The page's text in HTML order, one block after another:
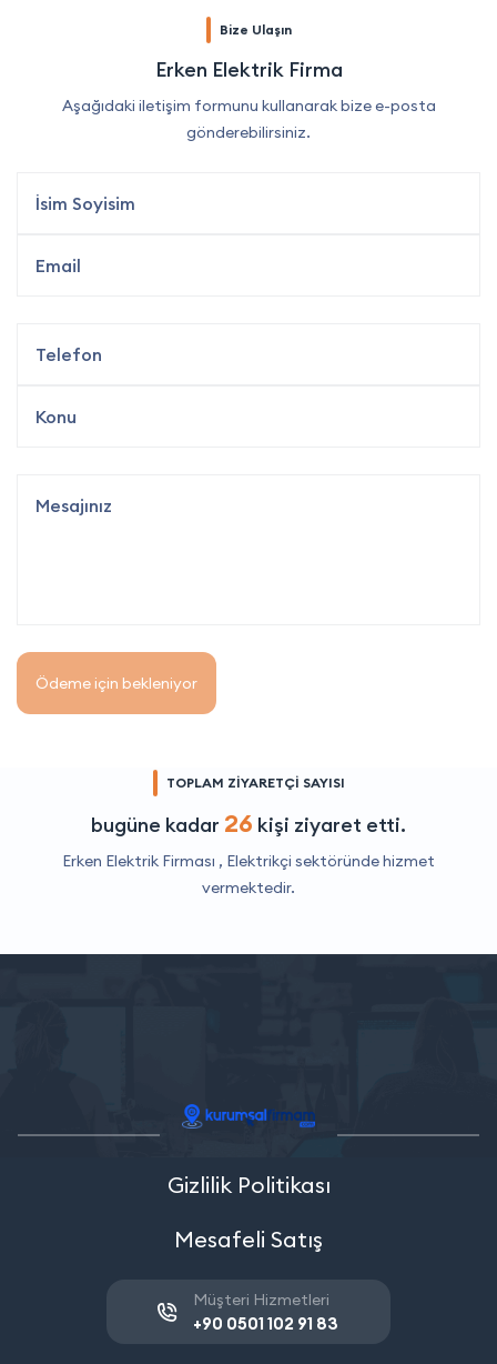
Bize Ulaşın
Erken Elektrik Firma
Aşağıdaki iletişim formunu kullanarak bize e-posta
gönderebilirsiniz.
Ödeme için bekleniyor
TOPLAM ZİYARETÇİ SAYISI
bugüne kadar 26 kişi ziyaret etti.
Erken Elektrik Firması , Elektrikçi sektöründe hizmet
vermektedir.
Gizlilik Politikası
Mesafeli Satış
Müşteri Hizmetleri
+90 0501 102 91 83